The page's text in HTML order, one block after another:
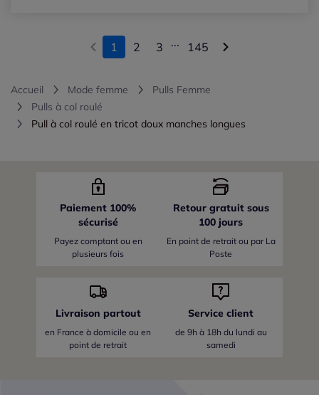
1 2 3 ... 145
Accueil Mode femme
Pulls Femme
Pulls à col roulé
Pull à col roulé en tricot doux manches longues
Paiement 100%
sécurisé
Payez comptant ou en
plusieurs fois
Retour gratuit sous
100 jours
En point de retrait ou par La
Poste
Livraison partout
en France à domicile ou en
point de retrait
Service client
de 9h à 18h du lundi au
samedi